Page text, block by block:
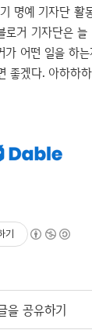
명예 기자단 활
로거 기자단은
어떤 일을 하
좋겠다. 아하하
기
을 공유하기